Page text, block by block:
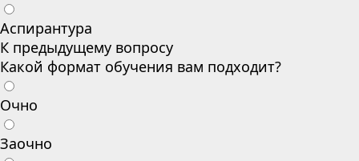
Аспирантура
К предыдущему вопросу
Какой формат обучения вам подходит?
Очно
Заочно